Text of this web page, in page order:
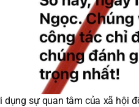
dụng sự quan tâm của xã hội